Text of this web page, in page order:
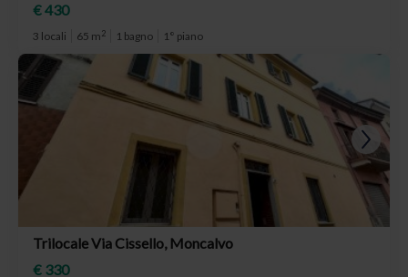
€ 430
3 locali 65 m2 1 bagno 1° piano
Trilocale Via Cissello, Moncalvo
€ 330